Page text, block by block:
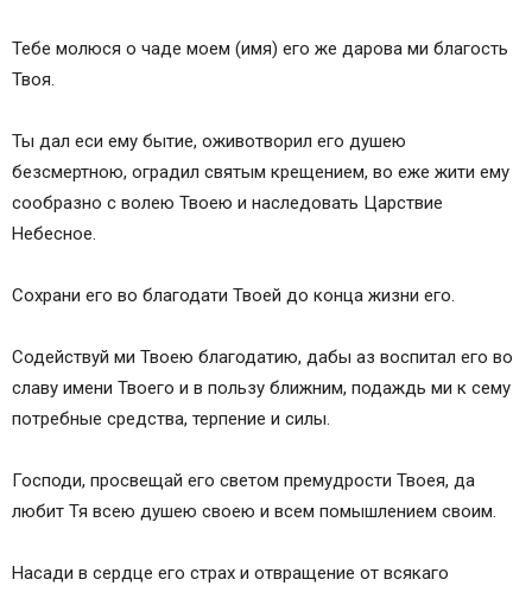
Тебе молюся о чаде моем (имя) его же дарова ми благость
Твоя.
Ты дал еси ему бытие, оживотворил его душею
безсмертною, оградил святым крещением, во еже жити ему
сообразно с волею Твоею и наследовать Царствие
Небесное.
Сохрани его во благодати Твоей до конца жизни его.
Содействуй ми Твоею благодатию, дабы аз воспитал его во
славу имени Твоего и в пользу ближним, подаждь ми к сему
потребные средства, терпение и силы.
Господи, просвещай его светом премудрости Твоея, да
любит Тя всею душею своею и всем помышлением своим.
Насади в сердце его страх и отвращение от всякаго